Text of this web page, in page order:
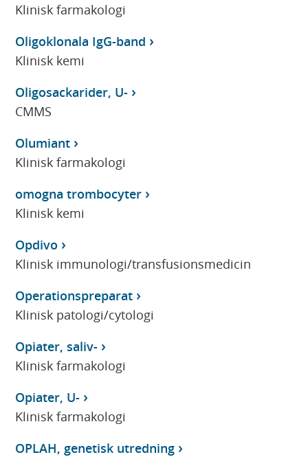
Klinisk farmakologi
Oligoklonala IgG-band
Klinisk kemi
Oligosackarider, U-
CMMS
Olumiant
Klinisk farmakologi
omogna trombocyter
Klinisk kemi
Opdivo
Klinisk immunologi/transfusionsmedicin
Operationspreparat
Klinisk patologi/cytologi
Opiater, saliv-
Klinisk farmakologi
Opiater, U-
Klinisk farmakologi
OPLAH, genetisk utredning